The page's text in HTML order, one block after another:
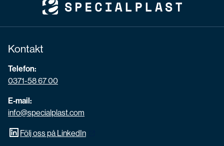
Kontakt
Telefon:
0371-58 67 00
E-mail:
info@specialplast.com
Följ oss på LinkedIn